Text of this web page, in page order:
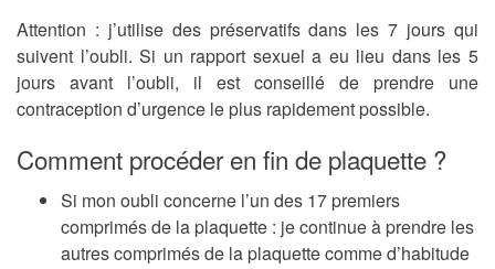
Attention : j’utilise des préservatifs dans les 7 jours qui
suivent l’oubli. Si un rapport sexuel a eu lieu dans les 5
jours avant l’oubli, il est conseillé de prendre une
contraception d’urgence le plus rapidement possible.
Comment procéder en fin de plaquette ?
Si mon oubli concerne l’un des 17 premiers
comprimés de la plaquette : je continue à prendre les
autres comprimés de la plaquette comme d’habitude